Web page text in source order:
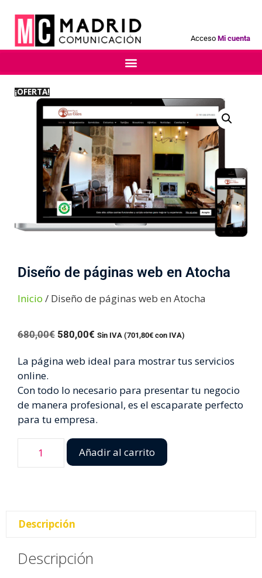
Acceso Mi cuenta
¡OFERTA!
Diseño de páginas web en Atocha
Inicio / Diseño de páginas web en Atocha
680,00€ 580,00€ Sin IVA (701,80€ con IVA)
La página web ideal para mostrar tus servicios
online.
Con todo lo necesario para presentar tu negocio
de manera profesional, es el escaparate perfecto
para tu empresa.
Añadir al carrito
Descripción
Descripción